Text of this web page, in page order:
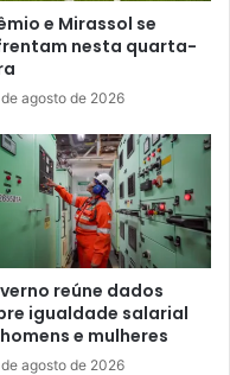
e Mirassol se
nesta quarta-
de agosto de 2026
reúne dados
igualdade salarial
e mulheres
de agosto de 2026